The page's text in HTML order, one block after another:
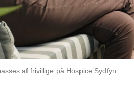
af frivillige på Hospice Sydfyn.